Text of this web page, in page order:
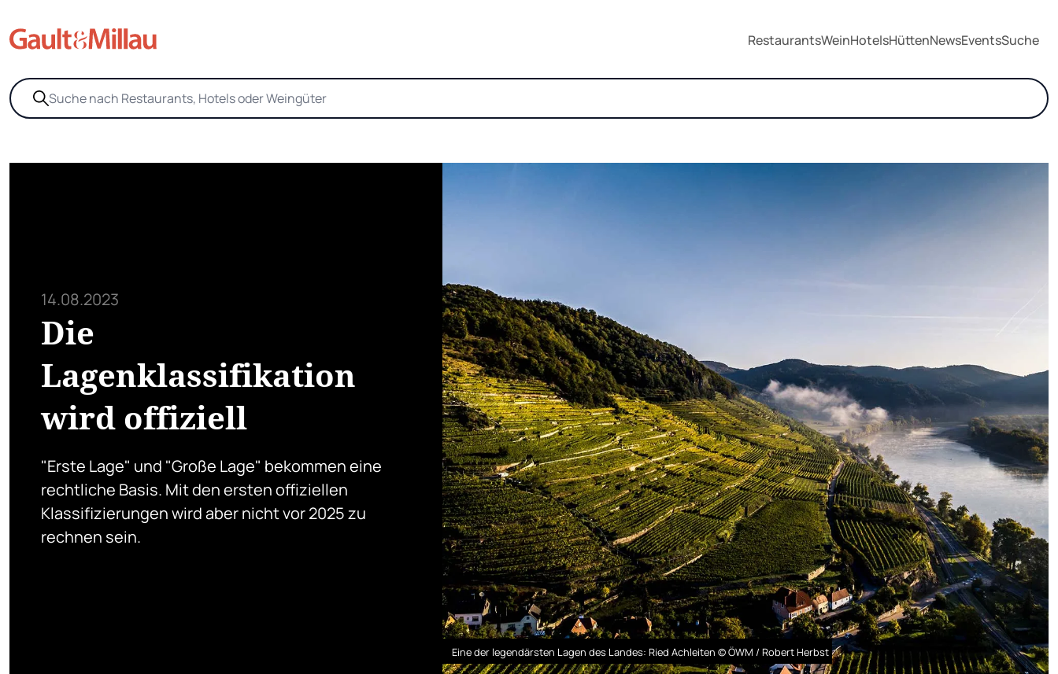
RestaurantsWeinHotelsHüttenNewsEventsSuche
14.08.2023
Die
Lagenklassifikation
wird offiziell
"Erste Lage" und "Große Lage" bekommen eine
rechtliche Basis. Mit den ersten offiziellen
Klassifizierungen wird aber nicht vor 2025 zu
rechnen sein.
Eine der legendärsten Lagen des Landes: Ried Achleiten © ÖWM / Robert Herbst